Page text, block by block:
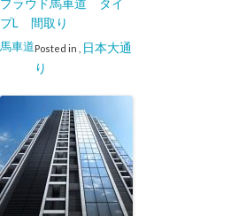
プL 間取り
Posted in
馬車道
日本大通
り